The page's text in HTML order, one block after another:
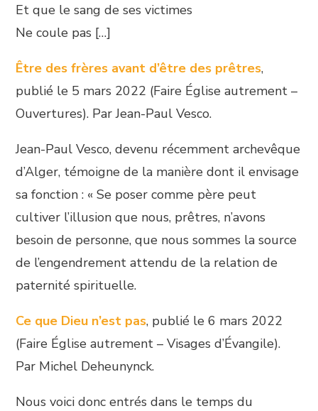
Et que le sang de ses victimes
Ne coule pas […]
Être des frères avant d’être des prêtres,
publié le 5 mars 2022 (Faire Église autrement –
Ouvertures). Par Jean-Paul Vesco.
Jean-Paul Vesco, devenu récemment archevêque
d’Alger, témoigne de la manière dont il envisage
sa fonction : « Se poser comme père peut
cultiver l’illusion que nous, prêtres, n’avons
besoin de personne, que nous sommes la source
de l’engendrement attendu de la relation de
paternité spirituelle.
Ce que Dieu n’est pas, publié le 6 mars 2022
(Faire Église autrement – Visages d’Évangile).
Par Michel Deheunynck.
Nous voici donc entrés dans le temps du